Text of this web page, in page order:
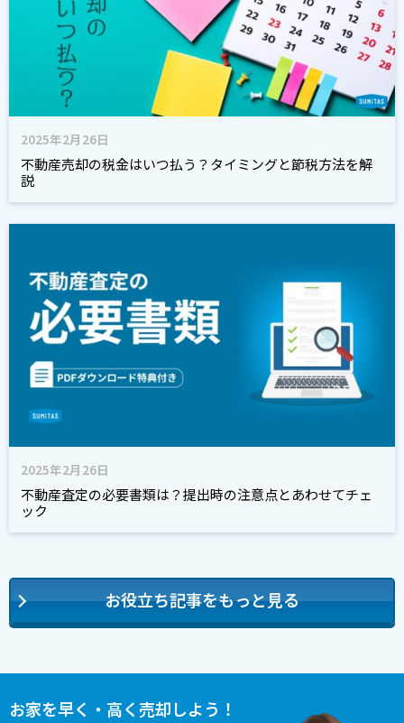
2025年2月26日
不動産売却の税金はいつ払う？タイミングと節税方法を解
説
2025年2月26日
不動産査定の必要書類は？提出時の注意点とあわせてチェ
ック
お役立ち記事をもっと見る
お家を早く・高く売却しよう！